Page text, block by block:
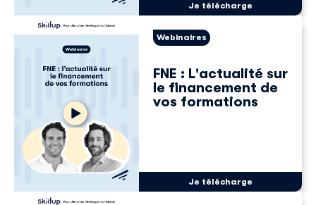
Je télécharge
Webinaires
FNE : L'actualité sur
le financement de
vos formations
Je télécharge